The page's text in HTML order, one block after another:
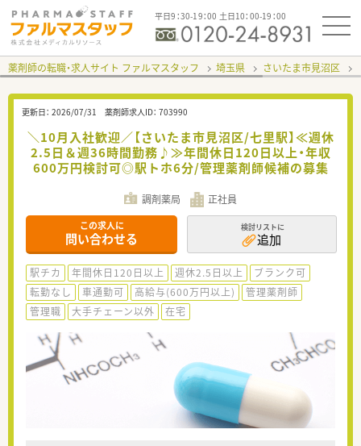
平日9：30-19：00 土日10：00-19：00
薬剤師の転職・求人サイト ファルマスタッフ 埼玉県 さいたま市見沼区
更新日： 2026/07/31 薬剤師求人ID： 703990
＼10月入社歓迎／【さいたま市見沼区/七里駅】≪週休
2.5日＆週36時間勤務♪≫年間休日120日以上・年収
600万円検討可◎駅トホ6分/管理薬剤師候補の募集
調剤薬局 正社員
この求人に
問い合わせる
検討リストに
追加
駅チカ 年間休日120日以上 週休2.5日以上
ブランク可
転勤なし
車通勤可 高給与(600万円以上)
管理薬剤師
管理職
大手チェーン以外 在宅